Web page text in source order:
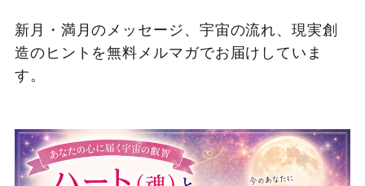
新月・満月のメッセージ、宇宙の流れ、現実創
造のヒントを無料メルマガでお届けしていま
す。